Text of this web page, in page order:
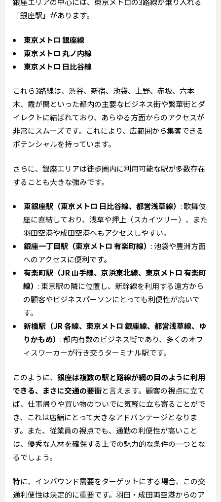
「銀座駅」があります。
東京メトロ 銀座線
東京メトロ 丸ノ内線
東京メトロ 日比谷線
これら3路線は、渋谷、新宿、池袋、上野、赤坂、六本
木、霞が関といった都内の主要なビジネス街や繁華街とダ
イレクトに結ばれており、あらゆる方面からのアクセスが
非常にスムーズです。これにより、広範囲から集客できる
ポテンシャルを持っています。
さらに、銀座エリアは徒歩圏内に利用可能な駅が多数存在
することも大きな強みです。
東銀座駅（東京メトロ 日比谷線、都営浅草線） : 歌舞伎
座に直結しており、浅草や押上（スカイツリー）、また
羽田空港や成田空港へもアクセスしやすい。
銀座一丁目駅（東京メトロ 有楽町線） : 池袋や豊洲方面
へのアクセスに便利です。
有楽町駅（JR 山手線、京浜東北線、東京メトロ 有楽町
線） : 東京駅の隣に位置し、新幹線を利用する遠方から
の顧客やビジネスパーソンにとっても利便性が高いで
す。
新橋駅（JR 各線、東京メトロ 銀座線、都営浅草線、ゆ
りかもめ） : 都内有数のビジネス街であり、多くのオフ
ィスワーカーが行き交うターミナル駅です。
このように、 銀座は複数の駅と路線が網の目のように利用
できる、まさに交通の要衝と言えます。顧客の視点に立て
ば、仕事帰りや買い物のついでに気軽に立ち寄ることがで
き、これは店舗にとって大きなアドバンテージとなりま
す。また、従業員の視点でも、通勤の利便性が高いこと
は、優秀な人材を確保する上での魅力的な条件の一つとな
るでしょう。
特に、インバウンド需要をターゲットにする場合、この交
通利便性は決定的に重要です。羽田・成田両空港からのア